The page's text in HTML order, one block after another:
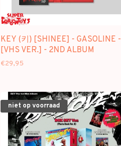
KEY (키) [SHINEE] - GASOLINE -
[VHS VER.] - 2ND ALBUM
€29,95
niet op voorraad